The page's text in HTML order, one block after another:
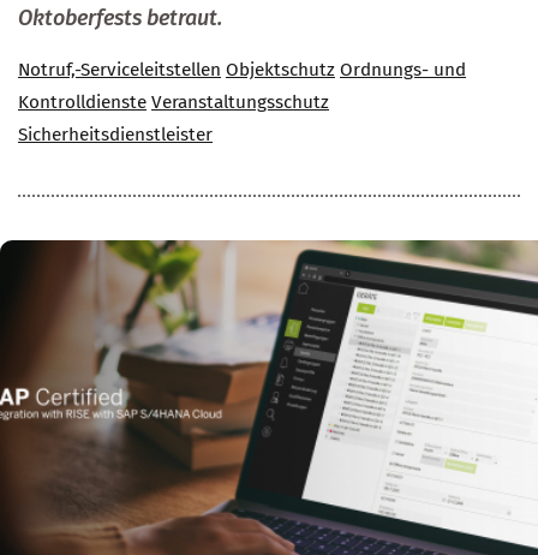
Oktoberfests betraut.
Notruf,-Serviceleitstellen Objektschutz Ordnungs- und
Kontrolldienste Veranstaltungsschutz
Sicherheitsdienstleister